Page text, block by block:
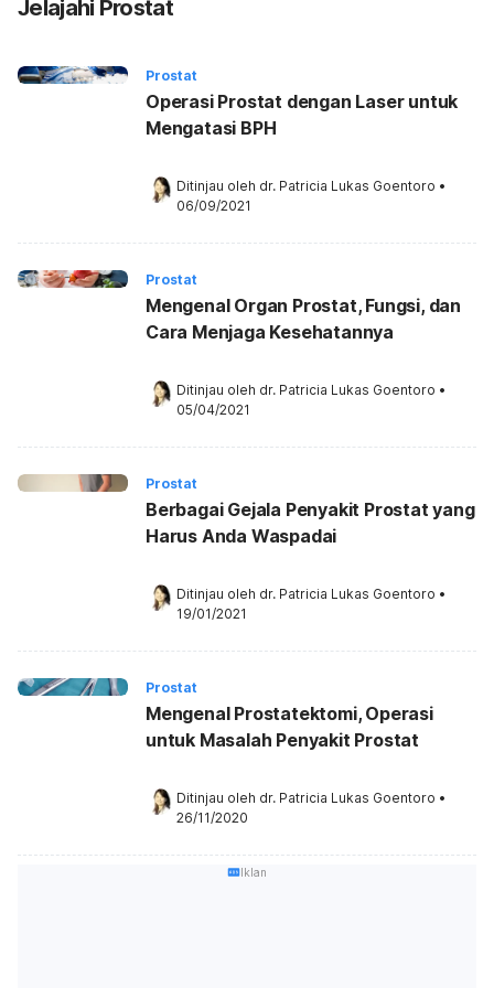
Jelajahi Prostat
Prostat
Operasi Prostat dengan Laser untuk
Mengatasi BPH
Ditinjau oleh dr. Patricia Lukas Goentoro •
06/09/2021
Prostat
Mengenal Organ Prostat, Fungsi, dan
Cara Menjaga Kesehatannya
Ditinjau oleh dr. Patricia Lukas Goentoro •
05/04/2021
Prostat
Berbagai Gejala Penyakit Prostat yang
Harus Anda Waspadai
Ditinjau oleh dr. Patricia Lukas Goentoro •
19/01/2021
Prostat
Mengenal Prostatektomi, Operasi
untuk Masalah Penyakit Prostat
Ditinjau oleh dr. Patricia Lukas Goentoro •
26/11/2020
Iklan